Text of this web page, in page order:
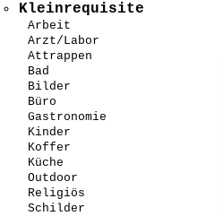
Kleinrequisite
Arbeit
Arzt/Labor
Attrappen
Bad
Bilder
Büro
Gastronomie
Kinder
Koffer
Küche
Outdoor
Religiös
Schilder